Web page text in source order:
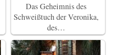
Das Geheimnis des
Schweißtuch der Veronika,
des…